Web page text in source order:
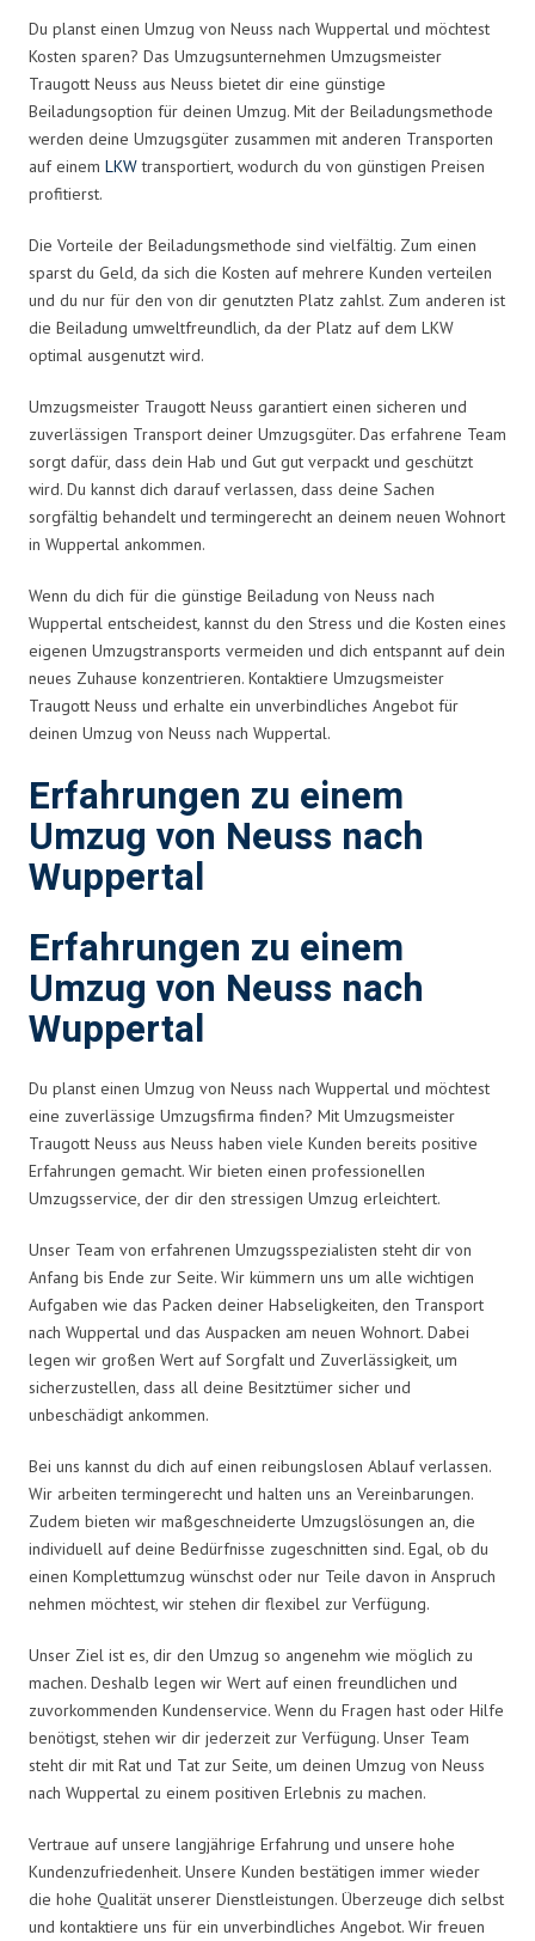
Du planst einen Umzug von Neuss nach Wuppertal und möchtest
Kosten sparen? Das Umzugsunternehmen Umzugsmeister
Traugott Neuss aus Neuss bietet dir eine günstige
Beiladungsoption für deinen Umzug. Mit der Beiladungsmethode
werden deine Umzugsgüter zusammen mit anderen Transporten
auf einem LKWtransportiert, wodurch du von günstigen Preisen
profitierst.
Die Vorteile der Beiladungsmethode sind vielfältig. Zum einen
sparst du Geld, da sich die Kosten auf mehrere Kunden verteilen
und du nur für den von dir genutzten Platz zahlst. Zum anderen ist
die Beiladung umweltfreundlich, da der Platz auf dem LKW
optimal ausgenutzt wird.
Umzugsmeister Traugott Neuss garantiert einen sicheren und
zuverlässigen Transport deiner Umzugsgüter. Das erfahrene Team
sorgt dafür, dass dein Hab und Gut gut verpackt und geschützt
wird. Du kannst dich darauf verlassen, dass deine Sachen
sorgfältig behandelt und termingerecht an deinem neuen Wohnort
in Wuppertal ankommen.
Wenn du dich für die günstige Beiladung von Neuss nach
Wuppertal entscheidest, kannst du den Stress und die Kosten eines
eigenen Umzugstransports vermeiden und dich entspannt auf dein
neues Zuhause konzentrieren. Kontaktiere Umzugsmeister
Traugott Neuss und erhalte ein unverbindliches Angebot für
deinen Umzug von Neuss nach Wuppertal.
Erfahrungen zu einem
Umzug von Neuss nach
Wuppertal
Erfahrungen zu einem
Umzug von Neuss nach
Wuppertal
Du planst einen Umzug von Neuss nach Wuppertal und möchtest
eine zuverlässige Umzugsfirma finden? Mit Umzugsmeister
Traugott Neuss aus Neuss haben viele Kunden bereits positive
Erfahrungen gemacht. Wir bieten einen professionellen
Umzugsservice, der dir den stressigen Umzug erleichtert.
Unser Team von erfahrenen Umzugsspezialisten steht dir von
Anfang bis Ende zur Seite. Wir kümmern uns um alle wichtigen
Aufgaben wie das Packen deiner Habseligkeiten, den Transport
nach Wuppertal und das Auspacken am neuen Wohnort. Dabei
legen wir großen Wert auf Sorgfalt und Zuverlässigkeit, um
sicherzustellen, dass all deine Besitztümer sicher und
unbeschädigt ankommen.
Bei uns kannst du dich auf einen reibungslosen Ablauf verlassen.
Wir arbeiten termingerecht und halten uns an Vereinbarungen.
Zudem bieten wir maßgeschneiderte Umzugslösungen an, die
individuell auf deine Bedürfnisse zugeschnitten sind. Egal, ob du
einen Komplettumzug wünschst oder nur Teile davon in Anspruch
nehmen möchtest, wir stehen dir flexibel zur Verfügung.
Unser Ziel ist es, dir den Umzug so angenehm wie möglich zu
machen. Deshalb legen wir Wert auf einen freundlichen und
zuvorkommenden Kundenservice. Wenn du Fragen hast oder Hilfe
benötigst, stehen wir dir jederzeit zur Verfügung. Unser Team
steht dir mit Rat und Tat zur Seite, um deinen Umzug von Neuss
nach Wuppertal zu einem positiven Erlebnis zu machen.
Vertraue auf unsere langjährige Erfahrung und unsere hohe
Kundenzufriedenheit. Unsere Kunden bestätigen immer wieder
die hohe Qualität unserer Dienstleistungen. Überzeuge dich selbst
und kontaktiere uns für ein unverbindliches Angebot. Wir freuen